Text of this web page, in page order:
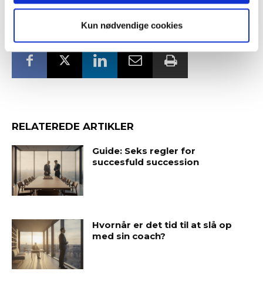
Kun nødvendige cookies
TAGS Bestyrelsesguiden Brief
Brief
Fremhævet på ugebrev.dk
RELATEREDE ARTIKLER
Guide: Seks regler for
succesfuld succession
Hvornår er det tid til at slå op
med sin coach?